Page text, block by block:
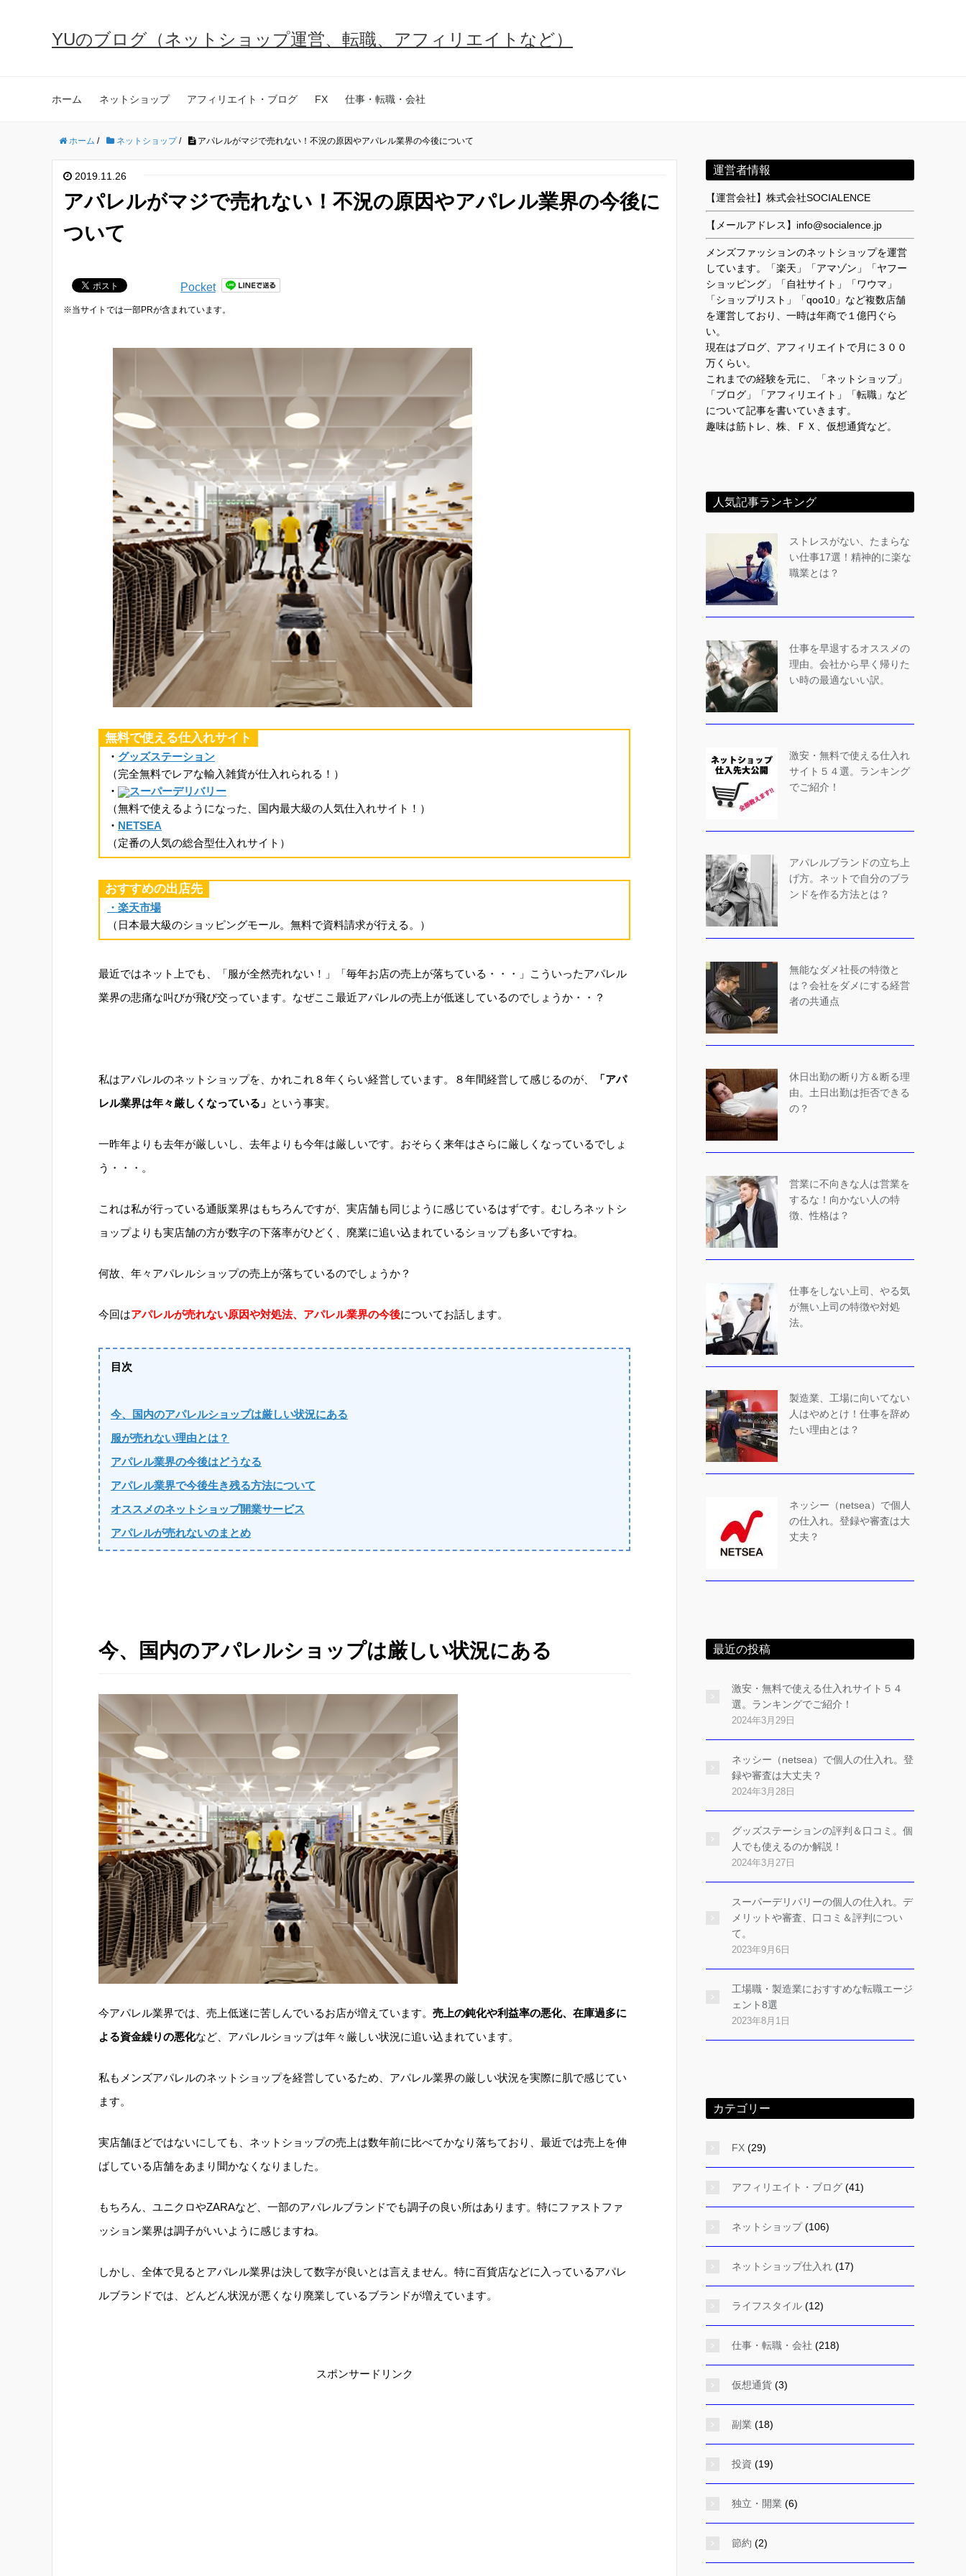
YUのブログ（ネットショップ運営、転職、アフィリエイトなど）
ホーム ネットショップ アフィリエイト・ブログ FX 仕事・転職・会社
ホーム / ネットショップ/ アパレルがマジで売れない！不況の原因やアパレル業界の今後について
2019.11.26
アパレルがマジで売れない！不況の原因やアパレル業界の今後に
ついて
Pocket
※当サイトでは一部PRが含まれています。
無料で使える仕入れサイト
・ グッズステーション
（完全無料でレアな輸入雑貨が仕入れられる！）
・
スーパーデリバリー
（無料で使えるようになった、国内最大級の人気仕入れサイト！）
・ NETSEA
（定番の人気の総合型仕入れサイト）
おすすめの出店先
・楽天市場
（日本最大級のショッピングモール。無料で資料請求が行える。）
最近ではネット上でも、「服が全然売れない！」「毎年お店の売上が落ちている・・・」こういったアパレル
業界の悲痛な叫びが飛び交っています。なぜここ最近アパレルの売上が低迷しているのでしょうか・・？
私はアパレルのネットショップを、かれこれ８年くらい経営しています。８年間経営して感じるのが、
「アパ
レル業界は年々厳しくなっている」 という事実。
一昨年よりも去年が厳しいし、去年よりも今年は厳しいです。おそらく来年はさらに厳しくなっているでしょ
う・・・。
これは私が行っている通販業界はもちろんですが、実店舗も同じように感じているはずです。むしろネットシ
ョップよりも実店舗の方が数字の下落率がひどく、廃業に追い込まれているショップも多いですね。
何故、年々アパレルショップの売上が落ちているのでしょうか？
今回はアパレルが売れない原因や対処法、アパレル業界の今後についてお話します。
目次
今、国内のアパレルショップは厳しい状況にある
服が売れない理由とは？
アパレル業界の今後はどうなる
アパレル業界で今後生き残る方法について
オススメのネットショップ開業サービス
アパレルが売れないのまとめ
今、国内のアパレルショップは厳しい状況にある
今アパレル業界では、売上低迷に苦しんでいるお店が増えています。 売上の鈍化や利益率の悪化、在庫過多に
よる資金繰りの悪化など、アパレルショップは年々厳しい状況に追い込まれています。
私もメンズアパレルのネットショップを経営しているため、アパレル業界の厳しい状況を実際に肌で感じてい
ます。
実店舗ほどではないにしても、ネットショップの売上は数年前に比べてかなり落ちており、最近では売上を伸
ばしている店舗をあまり聞かなくなりました。
もちろん、ユニクロやZARAなど、一部のアパレルブランドでも調子の良い所はあります。特にファストファ
ッション業界は調子がいいように感じますね。
しかし、全体で見るとアパレル業界は決して数字が良いとは言えません。特に百貨店などに入っているアパレ
ルブランドでは、どんどん状況が悪くなり廃業しているブランドが増えています。
スポンサードリンク
運営者情報
【運営会社】株式会社SOCIALENCE
【メールアドレス】info@socialence.jp
メンズファッションのネットショップを運営
しています。「楽天」「アマゾン」「ヤフー
ショッピング」「自社サイト」「ワウマ」
「ショップリスト」「qoo10」など複数店舗
を運営しており、一時は年商で１億円ぐら
い。
現在はブログ、アフィリエイトで月に３００
万くらい。
これまでの経験を元に、「ネットショップ」
「ブログ」「アフィリエイト」「転職」など
について記事を書いていきます。
趣味は筋トレ、株、ＦＸ、仮想通貨など。
人気記事ランキング
ストレスがない、たまらな
い仕事17選！精神的に楽な
職業とは？
仕事を早退するオススメの
理由。会社から早く帰りた
い時の最適ないい訳。
激安・無料で使える仕入れ
サイト５４選。ランキング
でご紹介！
アパレルブランドの立ち上
げ方。ネットで自分のブラ
ンドを作る方法とは？
無能なダメ社長の特徴と
は？会社をダメにする経営
者の共通点
休日出勤の断り方＆断る理
由。土日出勤は拒否できる
の？
営業に不向きな人は営業を
するな！向かない人の特
徴、性格は？
仕事をしない上司、やる気
が無い上司の特徴や対処
法。
製造業、工場に向いてない
人はやめとけ！仕事を辞め
たい理由とは？
ネッシー（netsea）で個人
の仕入れ。登録や審査は大
丈夫？
最近の投稿
激安・無料で使える仕入れサイト５４
選。ランキングでご紹介！
2024年3月29日
ネッシー（netsea）で個人の仕入れ。登
録や審査は大丈夫？
2024年3月28日
グッズステーションの評判＆口コミ。個
人でも使えるのか解説！
2024年3月27日
スーパーデリバリーの個人の仕入れ。デ
メリットや審査、口コミ＆評判につい
て。
2023年9月6日
工場職・製造業におすすめな転職エージ
ェント8選
2023年8月1日
カテゴリー
FX (29)
アフィリエイト・ブログ (41)
ネットショップ(106)
ネットショップ仕入れ (17)
ライフスタイル (12)
仕事・転職・会社 (218)
仮想通貨 (3)
副業 (18)
投資 (19)
独立・開業 (6)
節約 (2)